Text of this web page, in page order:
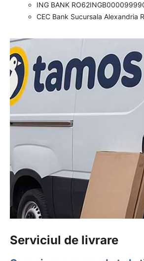
ING BANK
CEC Bank Sucursala Alexandria
Serviciul de livrare